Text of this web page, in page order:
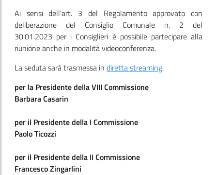
Ai sensi dell'art. 3 del Regolamento approvato con
deliberazione del Consiglio Comunale n. 2 del
30.01.2023 per i Consiglieri è possibile partecipare alla
riunione anche in modalità videoconferenza.
La seduta sarà trasmessa in diretta streaming
per la Presidente della VIII Commissione
Barbara Casarin
per il Presidente della I Commissione
Paolo Ticozzi
per il Presidente della II Commissione
Francesco Zingarlini